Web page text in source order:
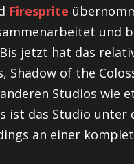
Firesprite
und
jetzt hat das
Shadow of the
Studios wie
ist das Studio unter
an einer